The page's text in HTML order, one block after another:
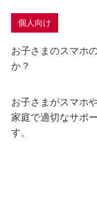
個人向け
お子さまのスマホ
か？
お子さまがスマホ
家庭で適切なサポ
す。